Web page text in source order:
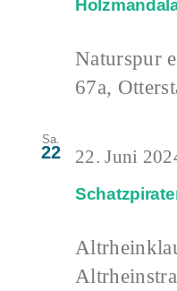
Naturspur
67a,
Sa.
22 22. Juni